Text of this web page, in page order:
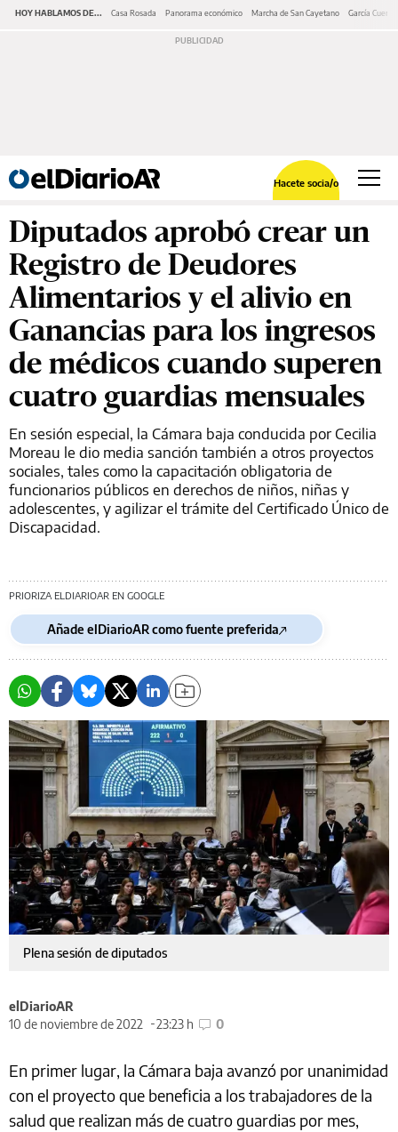
HOY HABLAMOS DE... Casa Rosada Panorama económico Marcha de San Cayetano García Cuerva
Hacete socia/o
Diputados aprobó crear un
Registro de Deudores
Alimentarios y el alivio en
Ganancias para los ingresos
de médicos cuando superen
cuatro guardias mensuales
En sesión especial, la Cámara baja conducida por Cecilia
Moreau le dio media sanción también a otros proyectos
sociales, tales como la capacitación obligatoria de
funcionarios públicos en derechos de niños, niñas y
adolescentes, y agilizar el trámite del Certificado Único de
Discapacidad.
PRIORIZA ELDIARIOAR EN GOOGLE
Añade elDiarioAR como fuente preferida
Plena sesión de diputados
elDiarioAR
10 de noviembre de 2022
23:23 h 0
En primer lugar, la Cámara baja avanzó por unanimidad
con el proyecto que beneficia a los trabajadores de la
salud que realizan más de cuatro guardias por mes,